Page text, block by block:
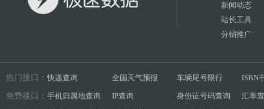
新闻动态
站长工具
分销推广
热门接口： 快递查询 全国天气预报 车辆尾号限行 ISBN
免费接口： 手机归属地查询 IP查询 身份证号码查询 汇率